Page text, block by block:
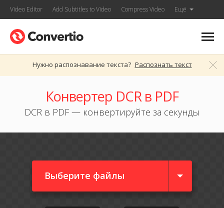
Video Editor Add Subtitles to Video Compress Video Ещё
Нужно распознавание текста? Распознать текст
Конвертер DCR в PDF
DCR в PDF — конвертируйте за секунды
Выберите файлы